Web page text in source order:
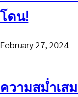
โดน!
February 27, 2024
ความสม่ำเส